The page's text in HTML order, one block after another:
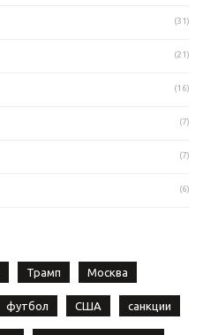
(31)
(21)
(16)
(7)
(7)
(6)
Трамп Москва
футбол США санкции